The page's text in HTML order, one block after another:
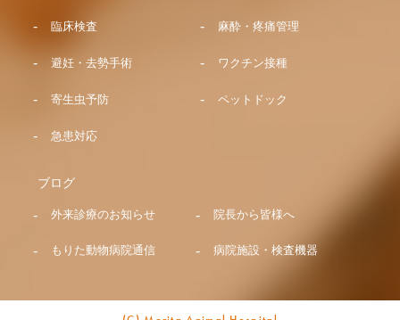
臨床検査 麻酔・疼痛管理
避妊・去勢手術 ワクチン接種
寄生虫予防 ペットドック
急患対応
ブログ
外来診療のお知らせ 院長から皆様へ
もりた動物病院通信 病院施設・検査機器